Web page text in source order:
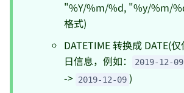
"%Y/%m/%d, "%y/%m/
格式)
DATETIME 转换成 DATE(
日信息，例如：
2019-12-
-> 2019-12-09 )